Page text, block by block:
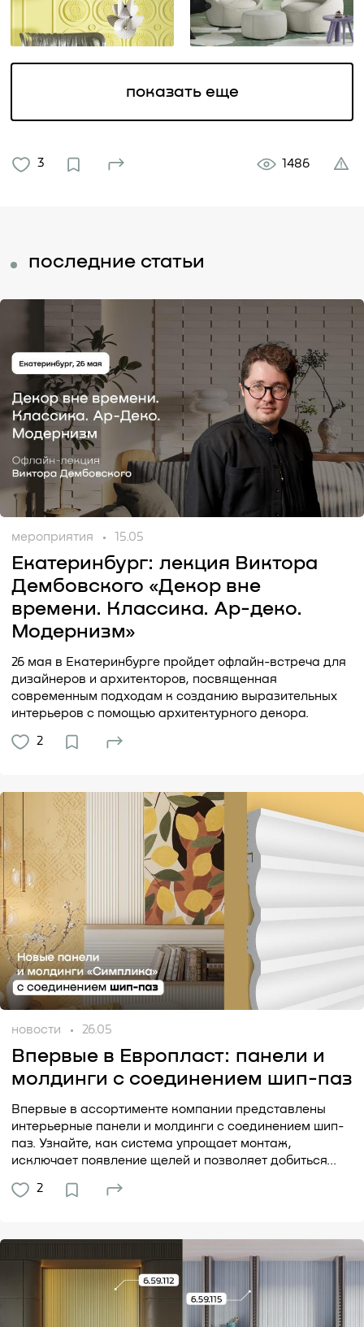
показать еще
3 1486
последние статьи
мероприятия 15.05
Екатеринбург: лекция Виктора
Дембовского «Декор вне
времени. Классика. Ар-деко.
Модернизм»
26 мая в Екатеринбурге пройдет офлайн-встреча для
дизайнеров и архитекторов, посвященная
современным подходам к созданию выразительных
интерьеров с помощью архитектурного декора.
2
новости 26.05
Впервые в Европласт: панели и
молдинги с соединением шип-паз
Впервые в ассортименте компании представлены
интерьерные панели и молдинги с соединением шип-
паз. Узнайте, как система упрощает монтаж,
исключает появление щелей и позволяет добиться...
2